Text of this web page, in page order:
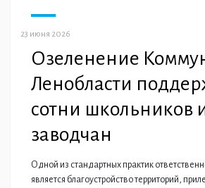
23 июня 2026
Озеленение
Ленобласти
сотни школьников
заводчан
Одной из стандартных практик
является благоустройство территорий,